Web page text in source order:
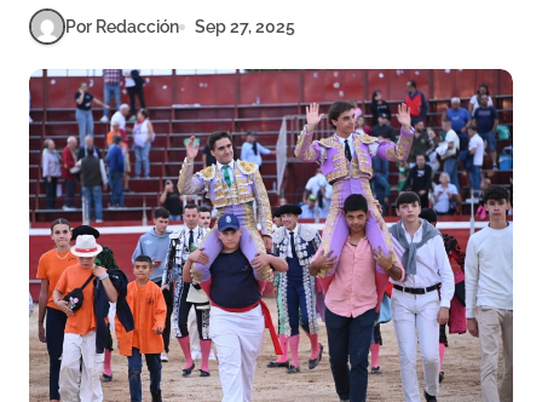
Por Redacción Sep 27, 2025